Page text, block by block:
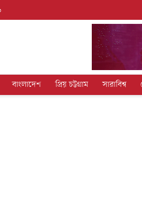
বাংলাদেশ প্রিয় চট্টগ্রাম সারাবিশ্ব